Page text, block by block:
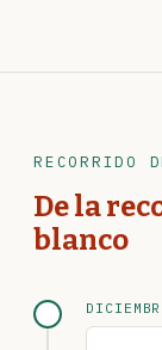
RECORRIDO
De la
blanco